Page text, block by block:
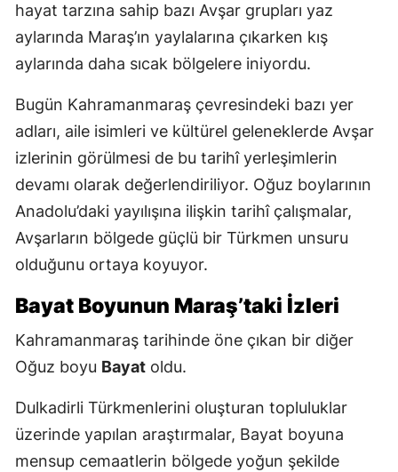
hayat tarzına sahip bazı Avşar grupları yaz
aylarında Maraş’ın yaylalarına çıkarken kış
aylarında daha sıcak bölgelere iniyordu.
Bugün Kahramanmaraş çevresindeki bazı yer
adları, aile isimleri ve kültürel geleneklerde Avşar
izlerinin görülmesi de bu tarihî yerleşimlerin
devamı olarak değerlendiriliyor. Oğuz boylarının
Anadolu’daki yayılışına ilişkin tarihî çalışmalar,
Avşarların bölgede güçlü bir Türkmen unsuru
olduğunu ortaya koyuyor.
Bayat Boyunun Maraş’taki İzleri
Kahramanmaraş tarihinde öne çıkan bir diğer
Oğuz boyu Bayat oldu.
Dulkadirli Türkmenlerini oluşturan topluluklar
üzerinde yapılan araştırmalar, Bayat boyuna
mensup cemaatlerin bölgede yoğun şekilde